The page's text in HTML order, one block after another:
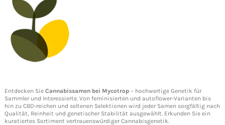
Entdecken Sie Cannabissamen bei Mycotrop – hochwertige Genetik für
Sammler und Interessierte. Von feminisierten und autoflower-Varianten bis
hin zu CBD-reichen und seltenen Selektionen wird jeder Samen sorgfältig nach
Qualität, Reinheit und genetischer Stabilität ausgewählt. Erkunden Sie ein
kuratiertes Sortiment vertrauenswürdiger Cannabisgenetik.